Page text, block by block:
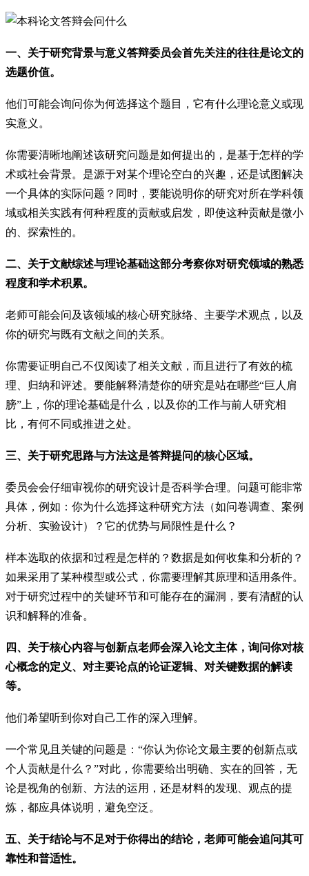
一、关于研究背景与意义答辩委员会首先关注的往往是论文的
选题价值。
他们可能会询问你为何选择这个题目，它有什么理论意义或现
实意义。
你需要清晰地阐述该研究问题是如何提出的，是基于怎样的学
术或社会背景。是源于对某个理论空白的兴趣，还是试图解决
一个具体的实际问题？同时，要能说明你的研究对所在学科领
域或相关实践有何种程度的贡献或启发，即使这种贡献是微小
的、探索性的。
二、关于文献综述与理论基础这部分考察你对研究领域的熟悉
程度和学术积累。
老师可能会问及该领域的核心研究脉络、主要学术观点，以及
你的研究与既有文献之间的关系。
你需要证明自己不仅阅读了相关文献，而且进行了有效的梳
理、归纳和评述。要能解释清楚你的研究是站在哪些“巨人肩
膀”上，你的理论基础是什么，以及你的工作与前人研究相
比，有何不同或推进之处。
三、关于研究思路与方法这是答辩提问的核心区域。
委员会会仔细审视你的研究设计是否科学合理。问题可能非常
具体，例如：你为什么选择这种研究方法（如问卷调查、案例
分析、实验设计）？它的优势与局限性是什么？
样本选取的依据和过程是怎样的？数据是如何收集和分析的？
如果采用了某种模型或公式，你需要理解其原理和适用条件。
对于研究过程中的关键环节和可能存在的漏洞，要有清醒的认
识和解释的准备。
四、关于核心内容与创新点老师会深入论文主体，询问你对核
心概念的定义、对主要论点的论证逻辑、对关键数据的解读
等。
他们希望听到你对自己工作的深入理解。
一个常见且关键的问题是：“你认为你论文最主要的创新点或
个人贡献是什么？”对此，你需要给出明确、实在的回答，无
论是视角的创新、方法的运用，还是材料的发现、观点的提
炼，都应具体说明，避免空泛。
五、关于结论与不足对于你得出的结论，老师可能会追问其可
靠性和普适性。